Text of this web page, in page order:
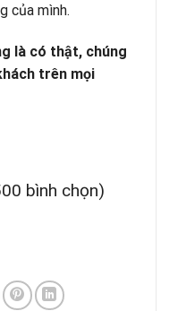
của mình.
là có thật, chúng
trên mọi
bình chọn)